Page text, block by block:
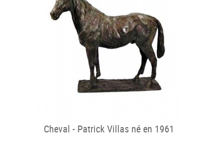
Cheval - Patrick Villas né en 1961